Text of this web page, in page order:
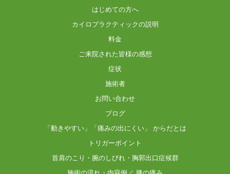
はじめての方へ
カイロプラクティックの説明
料金
ご来院された皆様の感想
症状
施術者
お問い合わせ
ブログ
「動きやすい」「痛みの出にくい」 からだとは
トリガーポイント
首肩のこり・腕のしびれ・胸郭出口症候群